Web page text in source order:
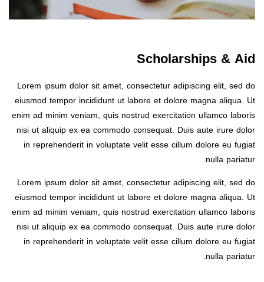
Scholarships & Aid
Lorem ipsum dolor sit amet, consectetur adipiscing elit, sed do
eiusmod tempor incididunt ut labore et dolore magna aliqua. Ut
enim ad minim veniam, quis nostrud exercitation ullamco laboris
nisi ut aliquip ex ea commodo consequat. Duis aute irure dolor
in reprehenderit in voluptate velit esse cillum dolore eu fugiat
nulla pariatur.
Lorem ipsum dolor sit amet, consectetur adipiscing elit, sed do
eiusmod tempor incididunt ut labore et dolore magna aliqua. Ut
enim ad minim veniam, quis nostrud exercitation ullamco laboris
nisi ut aliquip ex ea commodo consequat. Duis aute irure dolor
in reprehenderit in voluptate velit esse cillum dolore eu fugiat
nulla pariatur.